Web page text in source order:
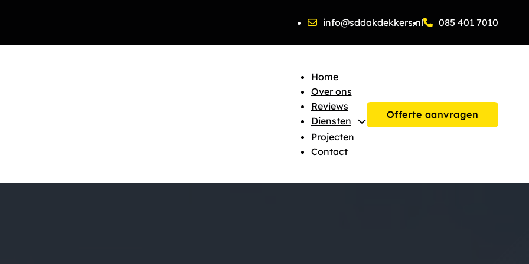
info@sddakdekkers.nl 085 401 7010
Home
Over ons
Reviews
Diensten
Projecten
Contact
Offerte aanvragen